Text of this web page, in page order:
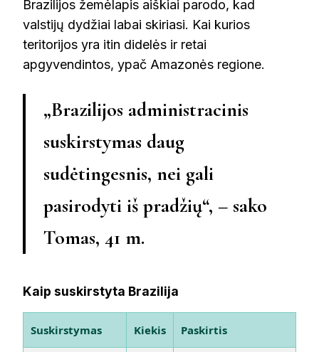
Brazilijos žemėlapis aiškiai parodo, kad
valstijų dydžiai labai skiriasi. Kai kurios
teritorijos yra itin didelės ir retai
apgyvendintos, ypač Amazonės regione.
„Brazilijos administracinis
suskirstymas daug
sudėtingesnis, nei gali
pasirodyti iš pradžių“, – sako
Tomas, 41 m.
Kaip suskirstyta Brazilija
Suskirstymas Kiekis Paskirtis